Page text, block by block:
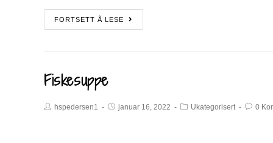
FORTSETT Å LESE
Fiskesuppe
hspedersen1 januar 16, 2022 Ukategorisert 0